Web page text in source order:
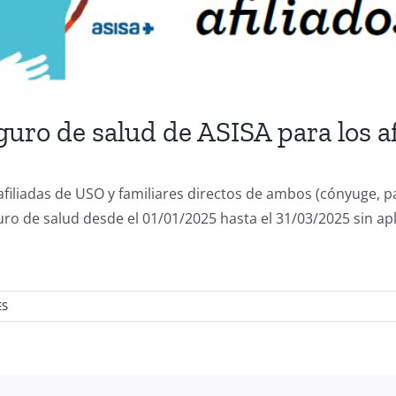
de salud de ASISA para los
de USO y familiares directos de ambos (cónyuge,
de salud desde el 01/01/2025 hasta el 31/03/2025 sin